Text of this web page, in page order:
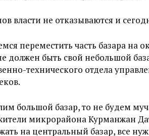
власти не отказываются и
переместить часть базара на
должен быть свой небольшой
технического отдела
большой базар, то не будем
микрорайона Курманжан
на центральный базар, все